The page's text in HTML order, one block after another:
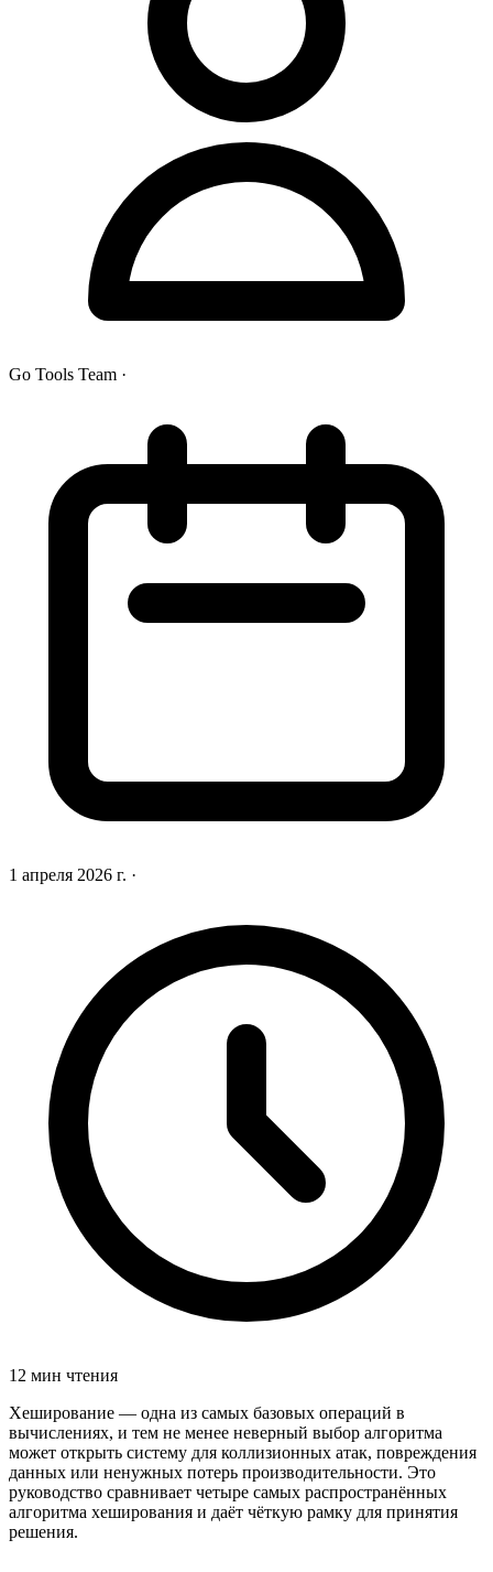
Go Tools Team ·
1 апреля 2026 г. ·
12 мин чтения
Хеширование — одна из самых базовых операций в
вычислениях, и тем не менее неверный выбор алгоритма
может открыть систему для коллизионных атак, повреждения
данных или ненужных потерь производительности. Это
руководство сравнивает четыре самых распространённых
алгоритма хеширования и даёт чёткую рамку для принятия
решения.